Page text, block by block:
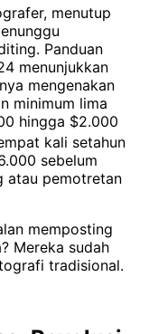
menutup
Panduan
menunjukkan
mengenakan
minimum lima
hingga $2.000
kali setahun
sebelum
atau pemotretan
memposting
Mereka sudah
tradisional.